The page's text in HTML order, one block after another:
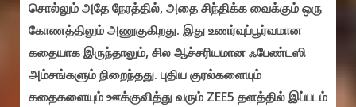
சொல்லும் அதே நேரத்தில், அதை சிந்திக்க வைக்கும் ஒரு
கோணத்திலும் அணுகுகிறது. இது உணர்வுப்பூர்வமான
கதையாக இருந்தாலும், சில ஆச்சரியமான ஃபேண்டஸி
அம்சங்களும் நிறைந்தது. புதிய குரல்களையும்
கதைகளையும் ஊக்குவித்து வரும் ZEE5 தளத்தில் இப்படம்